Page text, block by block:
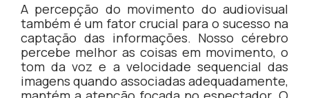
A percepção do movimento do audiovisual
também é um fator crucial para o sucesso na
captação das informações. Nosso cérebro
percebe melhor as coisas em movimento, o
tom da voz e a velocidade sequencial das
imagens quando associadas adequadamente,